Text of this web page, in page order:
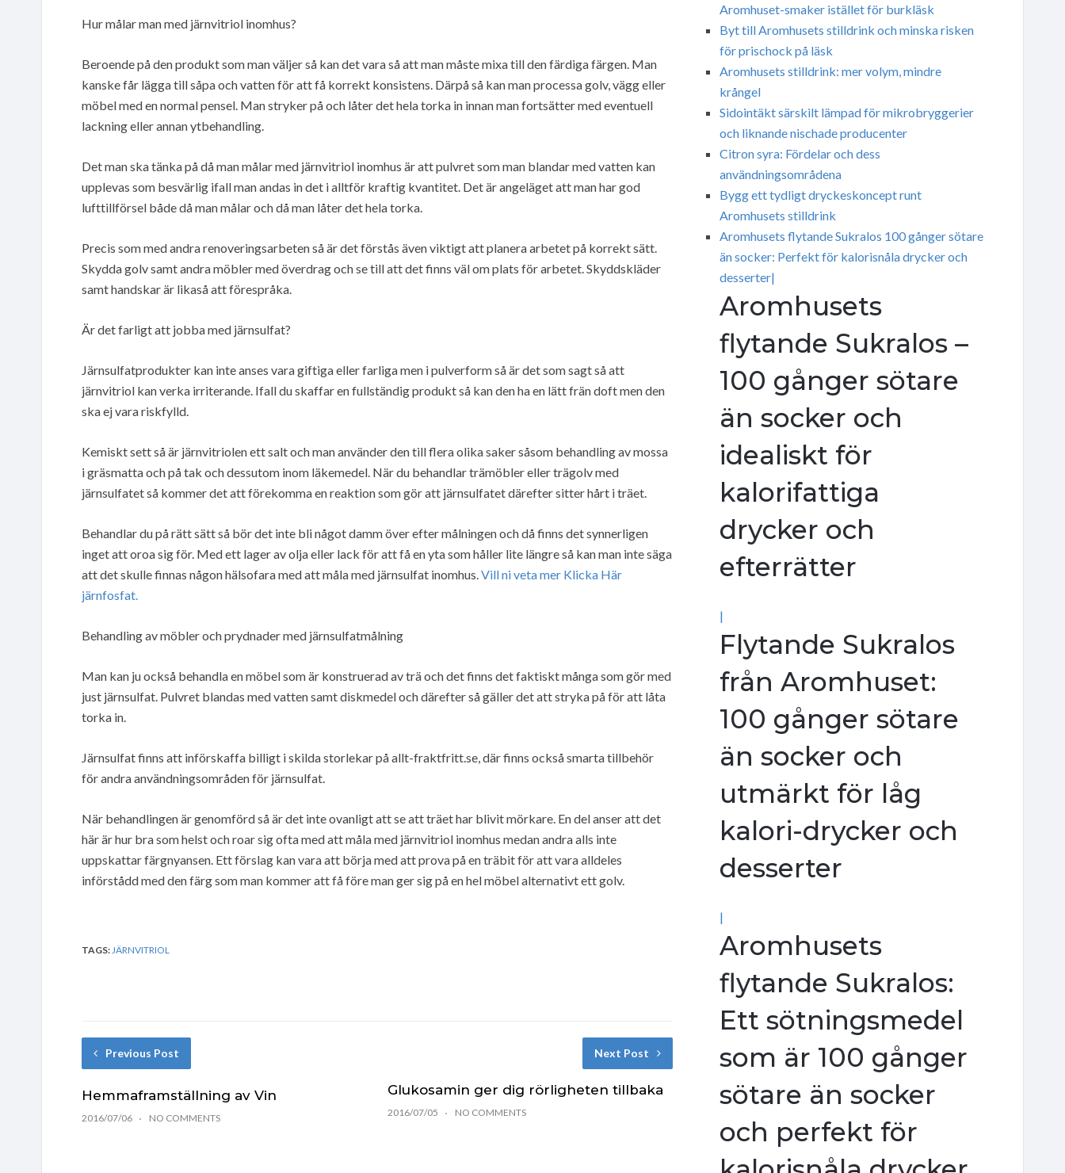
Hur målar man med järnvitriol inomhus?
Beroende på den produkt som man väljer så kan det vara så att man måste mixa till den färdiga färgen. Man
kanske får lägga till såpa och vatten för att få korrekt konsistens. Därpå så kan man processa golv, vägg eller
möbel med en normal pensel. Man stryker på och låter det hela torka in innan man fortsätter med eventuell
lackning eller annan ytbehandling.
Det man ska tänka på då man målar med järnvitriol inomhus är att pulvret som man blandar med vatten kan
upplevas som besvärlig ifall man andas in det i alltför kraftig kvantitet. Det är angeläget att man har god
lufttillförsel både då man målar och då man låter det hela torka.
Precis som med andra renoveringsarbeten så är det förstås även viktigt att planera arbetet på korrekt sätt.
Skydda golv samt andra möbler med överdrag och se till att det finns väl om plats för arbetet. Skyddskläder
samt handskar är likaså att förespråka.
Är det farligt att jobba med järnsulfat?
Järnsulfatprodukter kan inte anses vara giftiga eller farliga men i pulverform så är det som sagt så att
järnvitriol kan verka irriterande. Ifall du skaffar en fullständig produkt så kan den ha en lätt frän doft men den
ska ej vara riskfylld.
Kemiskt sett så är järnvitriolen ett salt och man använder den till flera olika saker såsom behandling av mossa
i gräsmatta och på tak och dessutom inom läkemedel. När du behandlar trämöbler eller trägolv med
järnsulfatet så kommer det att förekomma en reaktion som gör att järnsulfatet därefter sitter hårt i träet.
Behandlar du på rätt sätt så bör det inte bli något damm över efter målningen och då finns det synnerligen
inget att oroa sig för. Med ett lager av olja eller lack för att få en yta som håller lite längre så kan man inte säga
att det skulle finnas någon hälsofara med att måla med järnsulfat inomhus.Vill ni veta mer Klicka Här
järnfosfat.
Behandling av möbler och prydnader med järnsulfatmålning
Man kan ju också behandla en möbel som är konstruerad av trä och det finns det faktiskt många som gör med
just järnsulfat. Pulvret blandas med vatten samt diskmedel och därefter så gäller det att stryka på för att låta
torka in.
Järnsulfat finns att införskaffa billigt i skilda storlekar på allt-fraktfritt.se, där finns också smarta tillbehör
för andra användningsområden för järnsulfat.
När behandlingen är genomförd så är det inte ovanligt att se att träet har blivit mörkare. En del anser att det
här är hur bra som helst och roar sig ofta med att måla med järnvitriol inomhus medan andra alls inte
uppskattar färgnyansen. Ett förslag kan vara att börja med att prova på en träbit för att vara alldeles
införstådd med den färg som man kommer att få före man ger sig på en hel möbel alternativt ett golv.
TAGS: JÄRNVITRIOL
Previous Post
Hemmaframställning av Vin
2016/07/06 NO COMMENTS
Next Post
Glukosamin ger dig rörligheten tillbaka
2016/07/05 NO COMMENTS
Aromhuset-smaker istället för burkläsk
Byt till Aromhusets stilldrink och minska risken
för prischock på läsk
Aromhusets stilldrink: mer volym, mindre
krångel
Sidointäkt särskilt lämpad för mikrobryggerier
och liknande nischade producenter
Citron syra: Fördelar och dess
användningsområdena
Bygg ett tydligt dryckeskoncept runt
Aromhusets stilldrink
Aromhusets flytande Sukralos 100 gånger sötare
än socker: Perfekt för kalorisnåla drycker och
desserter|
Aromhusets
flytande Sukralos –
100 gånger sötare
än socker och
idealiskt för
kalorifattiga
drycker och
efterrätter
|
Flytande Sukralos
från Aromhuset:
100 gånger sötare
än socker och
utmärkt för låg
kalori-drycker och
desserter
|
Aromhusets
flytande Sukralos:
Ett sötningsmedel
som är 100 gånger
sötare än socker
och perfekt för